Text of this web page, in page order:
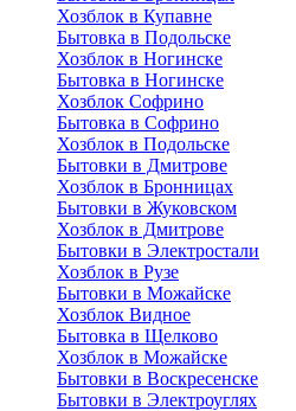
Хозблок в Купавне
Бытовка в Подольске
Хозблок в Ногинске
Бытовка в Ногинске
Хозблок Софрино
Бытовка в Софрино
Хозблок в Подольске
Бытовки в Дмитрове
Хозблок в Бронницах
Бытовки в Жуковском
Хозблок в Дмитрове
Бытовки в Электростали
Хозблок в Рузе
Бытовки в Можайске
Хозблок Видное
Бытовкa в Щелково
Хозблок в Можайске
Бытовки в Воскресенске
Бытовки в Электроуглях